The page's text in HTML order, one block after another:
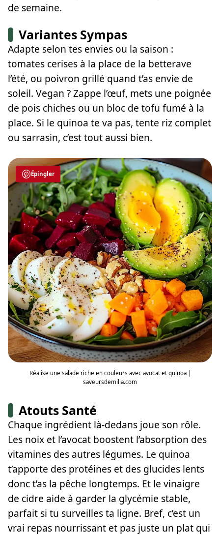
de semaine.
Variantes Sympas
Adapte selon tes envies ou la saison :
tomates cerises à la place de la betterave
l’été, ou poivron grillé quand t’as envie de
soleil. Vegan ? Zappe l’œuf, mets une poignée
de pois chiches ou un bloc de tofu fumé à la
place. Si le quinoa te va pas, tente riz complet
ou sarrasin, c’est tout aussi bien.
Épingler
Réalise une salade riche en couleurs avec avocat et quinoa |
saveursdemilia.com
Atouts Santé
Chaque ingrédient là-dedans joue son rôle.
Les noix et l’avocat boostent l’absorption des
vitamines des autres légumes. Le quinoa
t’apporte des protéines et des glucides lents
donc t’as la pêche longtemps. Et le vinaigre
de cidre aide à garder la glycémie stable,
parfait si tu surveilles ta ligne. Bref, c’est un
vrai repas nourrissant et pas juste un plat qui